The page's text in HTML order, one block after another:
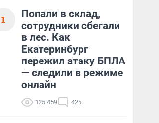
1
Попали в склад,
сотрудники сбегали
в лес. Как
Екатеринбург
пережил атаку БПЛА
— следили в режиме
онлайн
125 459 426